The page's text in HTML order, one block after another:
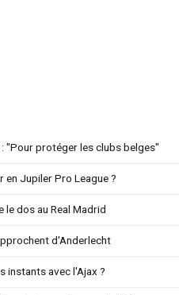
"Pour protéger les clubs belges"
Jupiler Pro League ?
le dos au Real Madrid
d'Anderlecht
instants avec l'Ajax ?